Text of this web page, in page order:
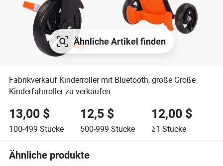
Ähnliche Artikel finden
Fabrikverkauf Kinderroller mit Bluetooth, große Größe
Kinderfahrroller zu verkaufen
13,00 $
100-499 Stücke
12,5 $
500-999 Stücke
12,00 $
≥1 Stücke
Ähnliche produkte